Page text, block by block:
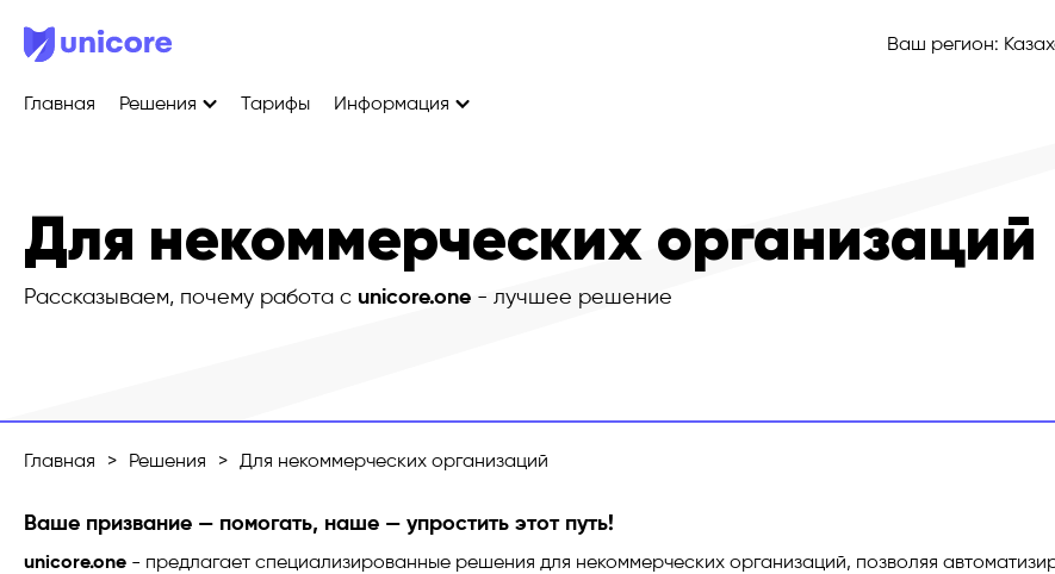
Главная Решения Тарифы Информация
Ваш регион:
Для некоммерческих организаций
Рассказываем, почему работа с unicore.one - лучшее решение
Главная > Решения > Для некоммерческих организаций
Ваше призвание — помогать, наше — упростить этот путь!
unicore.one - предлагает специализированные решения для некоммерческих организаций, позволяя